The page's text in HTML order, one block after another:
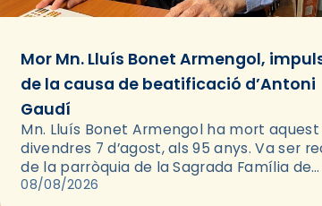
Mor Mn. Lluís Bonet Armengol,
de la causa de beatificació d’Antoni
Gaudí
Mn. Lluís Bonet Armengol ha mort aquest
divendres 7 d’agost, als 95 anys. Va ser
de la parròquia de la Sagrada Família de
Barcelona durant 25 anys, entre 1993 i
08/08/2026